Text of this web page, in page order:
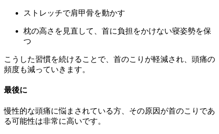
ストレッチで肩甲骨を動かす
枕の高さを見直して、首に負担をかけない寝姿勢を保
つ
こうした習慣を続けることで、首のこりが軽減され、頭痛の
頻度も減っていきます。
最後に
慢性的な頭痛に悩まされている方、その原因が首のこりであ
る可能性は非常に高いです。